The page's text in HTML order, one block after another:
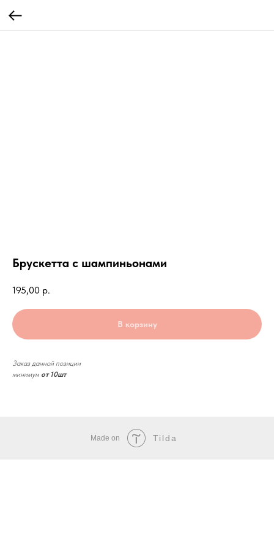
Брускетта с шампиньонами
195,00 р.
В корзину
Заказ данной позиции
минимум от 10шт
Made on Tilda